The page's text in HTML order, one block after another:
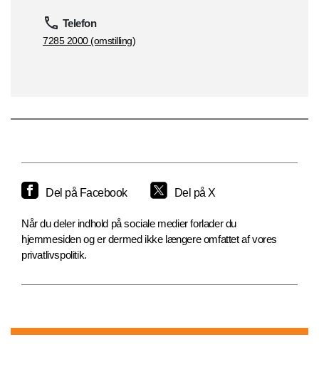
Telefon
7285 2000 (omstilling)
Del på Facebook Del på X
Når du deler indhold på sociale medier forlader du
hjemmesiden og er dermed ikke længere omfattet af vores
privatlivspolitik.